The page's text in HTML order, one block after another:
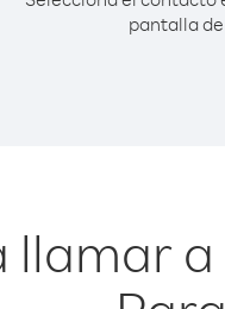
pantalla
llamar